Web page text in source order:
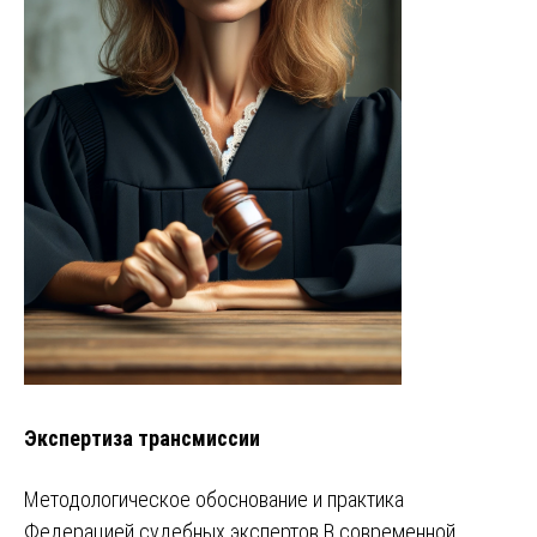
Экспертиза трансмиссии
Методологическое обоснование и практика
Федерацией судебных экспертов В современной